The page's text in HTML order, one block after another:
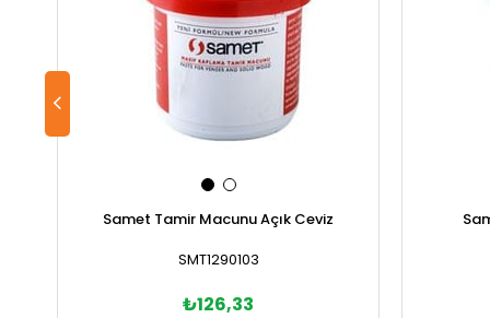
Samet Tamir Macunu Açık Ceviz
SMT1290103
₺126,33